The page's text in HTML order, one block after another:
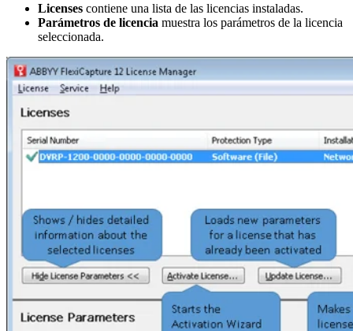
Licenses contiene una lista de las licencias instaladas.
Parámetros de licencia muestra los parámetros de la licencia
seleccionada.